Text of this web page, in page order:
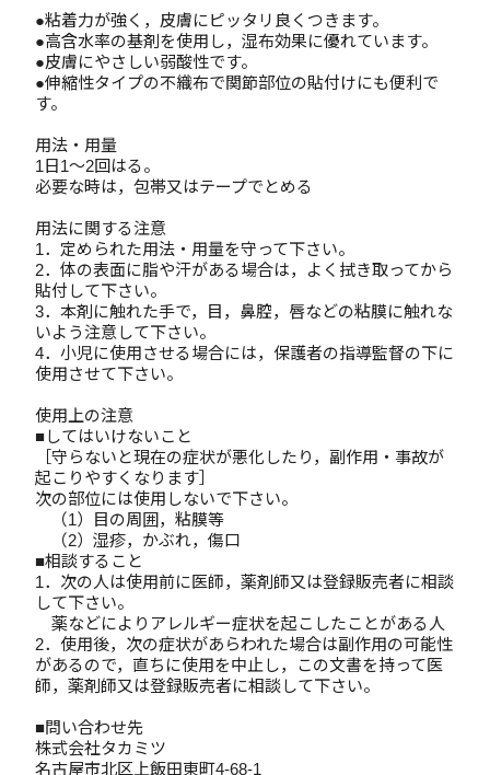
●粘着力が強く，皮膚にピッタリ良くつきます。
●高含水率の基剤を使用し，湿布効果に優れています。
●皮膚にやさしい弱酸性です。
●伸縮性タイプの不織布で関節部位の貼付けにも便利で
す。
用法・用量
1日1～2回はる。
必要な時は，包帯又はテープでとめる
用法に関する注意
1．定められた用法・用量を守って下さい。
2．体の表面に脂や汗がある場合は，よく拭き取ってから
貼付して下さい。
3．本剤に触れた手で，目，鼻腔，唇などの粘膜に触れな
いよう注意して下さい。
4．小児に使用させる場合には，保護者の指導監督の下に
使用させて下さい。
使用上の注意
■してはいけないこと
［守らないと現在の症状が悪化したり，副作用・事故が
起こりやすくなります］
次の部位には使用しないで下さい。
（1）目の周囲，粘膜等
（2）湿疹，かぶれ，傷口
■相談すること
1．次の人は使用前に医師，薬剤師又は登録販売者に相談
して下さい。
薬などによりアレルギー症状を起こしたことがある人
2．使用後，次の症状があらわれた場合は副作用の可能性
があるので，直ちに使用を中止し，この文書を持って医
師，薬剤師又は登録販売者に相談して下さい。
■問い合わせ先
株式会社タカミツ
名古屋市北区上飯田東町4-68-1